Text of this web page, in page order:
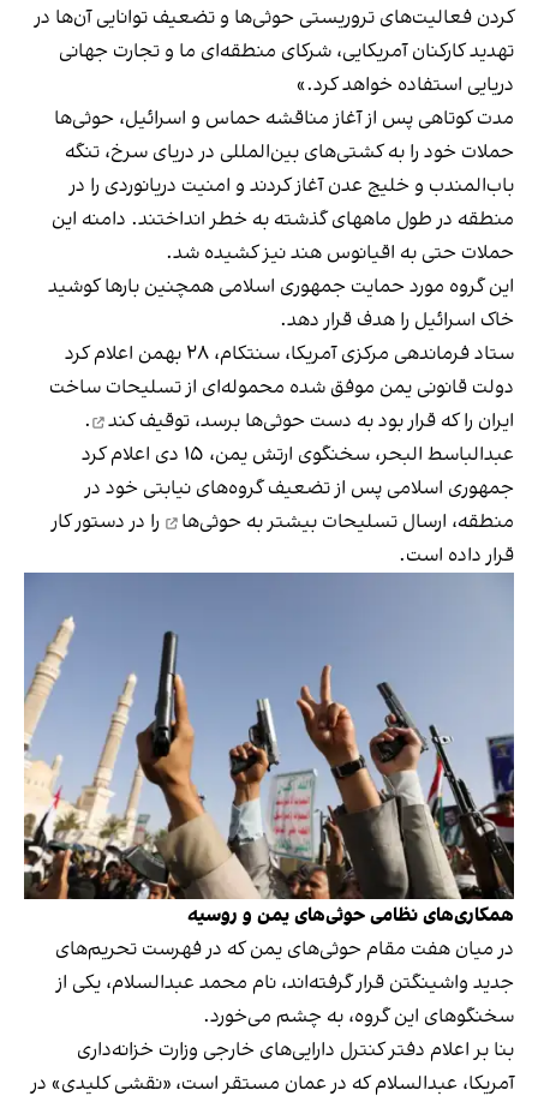
کردن فعالیت‌های تروریستی حوثی‌ها و تضعیف توانایی آن‌ها در
تهدید کارکنان آمریکایی، شرکای منطقه‌ای ما و تجارت جهانی
دریایی استفاده خواهد کرد.»
مدت کوتاهی پس از آغاز مناقشه حماس و اسرائیل، حوثی‌ها
حملات خود را به کشتی‌های بین‌المللی در دریای سرخ، تنگه
باب‌المندب و خلیج عدن آغاز کردند و امنیت دریانوردی را در
منطقه در طول ماه‎های گذشته به خطر انداختند. دامنه این
حملات حتی به اقیانوس هند نیز کشیده شد.
این گروه مورد حمایت جمهوری اسلامی همچنین بارها کوشید
خاک اسرائیل را هدف قرار دهد.
ستاد فرماندهی مرکزی آمریکا، سنتکام، ۲۸ بهمن اعلام کرد
دولت قانونی یمن موفق شده محموله‌ای از تسلیحات ساخت
ایران را که قرار بود به دست حوثی‌ها برسد، توقیف کند
.
عبدالباسط البحر، سخنگوی ارتش یمن، ۱۵ دی اعلام کرد
جمهوری اسلامی پس از تضعیف گروه‌های نیابتی خود در
منطقه، ارسال تسلیحات بیشتر به حوثی‌ها
را در دستور کار
قرار داده است.
همکاری‌های نظامی حوثی‌های یمن و روسیه
در میان هفت مقام حوثی‌های یمن که در فهرست تحریم‌های
جدید واشینگتن قرار گرفته‌اند، نام محمد عبدالسلام، یکی از
سخنگوهای این گروه، به چشم می‌خورد.
بنا بر اعلام دفتر کنترل دارایی‌های خارجی وزارت خزانه‌داری
آمریکا، عبدالسلام که در عمان مستقر است، «نقشی کلیدی» در